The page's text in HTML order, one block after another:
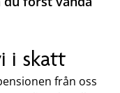
i skatt
från oss